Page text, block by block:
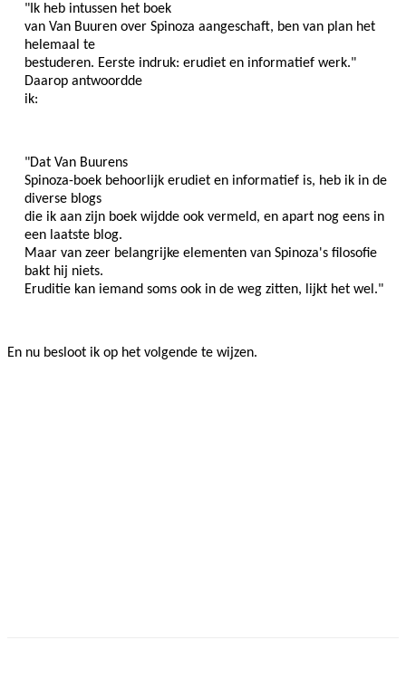
"Ik heb intussen het boek
van Van Buuren over Spinoza aangeschaft, ben van plan het
helemaal te
bestuderen. Eerste indruk: erudiet en informatief werk."
Daarop antwoordde
ik:
"Dat Van Buurens
Spinoza-boek behoorlijk erudiet en informatief is, heb ik in de
diverse blogs
die ik aan zijn boek wijdde ook vermeld, en apart nog eens in
een laatste blog.
Maar van zeer belangrijke elementen van Spinoza's filosofie
bakt hij niets.
Eruditie kan iemand soms ook in de weg zitten, lijkt het wel."
En nu besloot ik op het volgende te wijzen.